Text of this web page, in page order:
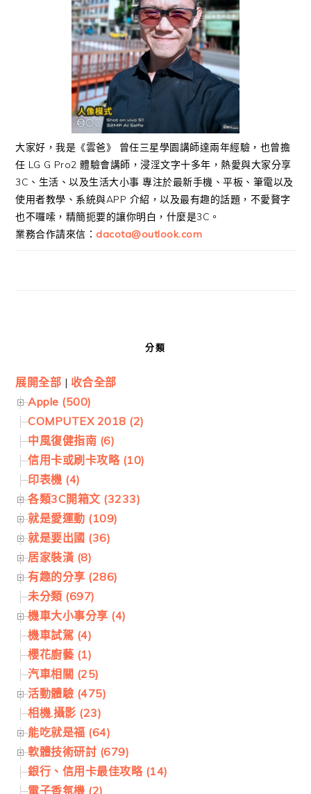
大家好，我是《雲爸》 曾任三星學園講師達兩年經驗，也曾擔
任 LG G Pro2 體驗會講師，浸淫文字十多年，熱愛與大家分享
3C、生活、以及生活大小事 專注於最新手機、平板、筆電以及
使用者教學、系統與APP 介紹，以及最有趣的話題，不愛贅字
也不囉嗦，精簡扼要的讓你明白，什麼是3C。
業務合作請來信： dacota@outlook.com
分類
展開全部 | 收合全部
Apple (500)
COMPUTEX 2018 (2)
中風復健指南 (6)
信用卡或刷卡攻略 (10)
印表機 (4)
各類3C開箱文 (3233)
就是愛運動 (109)
就是要出國 (36)
居家裝潢 (8)
有趣的分享 (286)
未分類 (697)
機車大小事分享 (4)
機車試駕 (4)
櫻花廚藝 (1)
汽車相關 (25)
活動體驗 (475)
相機.攝影 (23)
能吃就是福 (64)
軟體技術研討 (679)
銀行、信用卡最佳攻略 (14)
電子香氛機 (2)